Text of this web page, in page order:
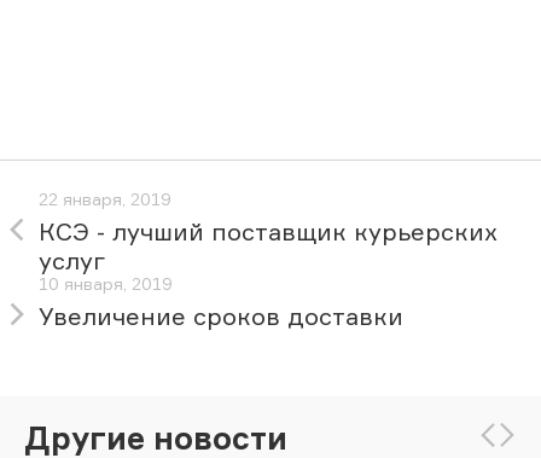
22 января, 2019
КСЭ - лучший поставщик курьерских
услуг
10 января, 2019
Увеличение сроков доставки
Другие новости